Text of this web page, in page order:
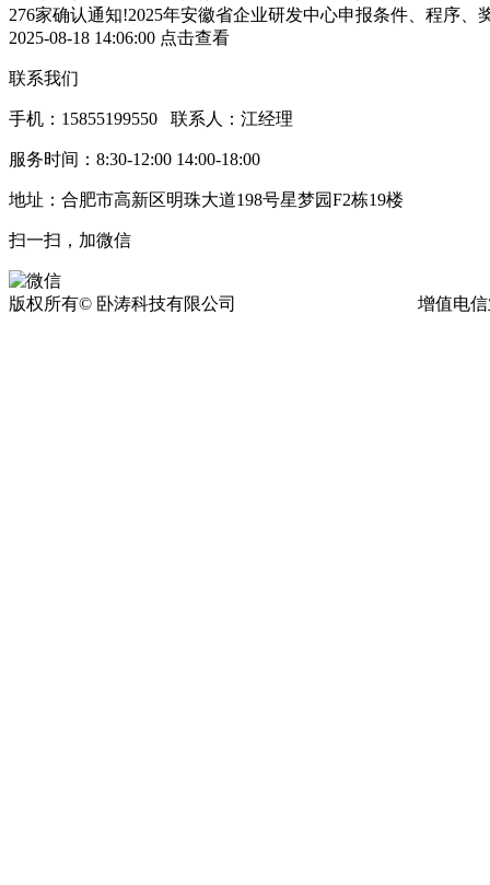
276家确认通知!2025年安徽省企业研发中心申报条件、程序、
2025-08-18 14:06:00 点击查看
联系我们
手机：15855199550 联系人：江经理
服务时间：8:30-12:00 14:00-18:00
地址：合肥市高新区明珠大道198号星梦园F2栋19楼
扫一扫，加微信
版权所有© 卧涛科技有限公司 增值电